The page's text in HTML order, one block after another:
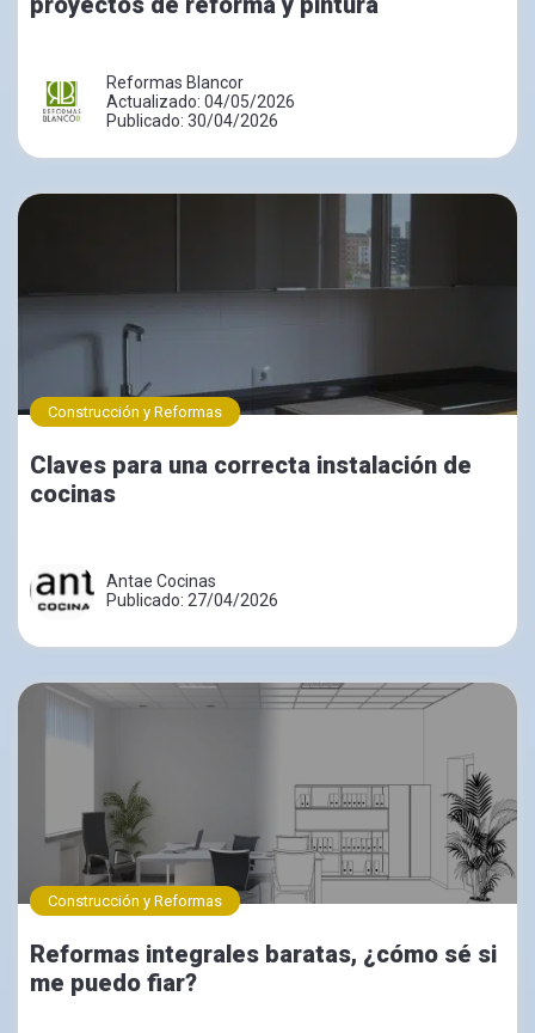
Reformas Blancor
Actualizado: 04/05/2026
Publicado: 30/04/2026
Construcción y Reformas
Claves para una correcta instalación de
cocinas
Antae Cocinas
Publicado: 27/04/2026
Construcción y Reformas
Reformas integrales baratas, ¿cómo sé si
me puedo fiar?